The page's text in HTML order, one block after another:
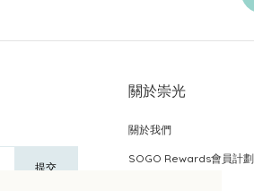
提交
關於崇光
關於我們
SOGO Rewards會員計劃